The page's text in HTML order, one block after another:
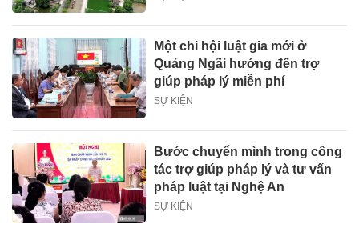
Một chi hội luật gia mới ở
Quảng Ngãi hướng đến trợ
giúp pháp lý miễn phí
SỰ KIỆN
Bước chuyển mình trong công
tác trợ giúp pháp lý và tư vấn
pháp luật tại Nghệ An
SỰ KIỆN